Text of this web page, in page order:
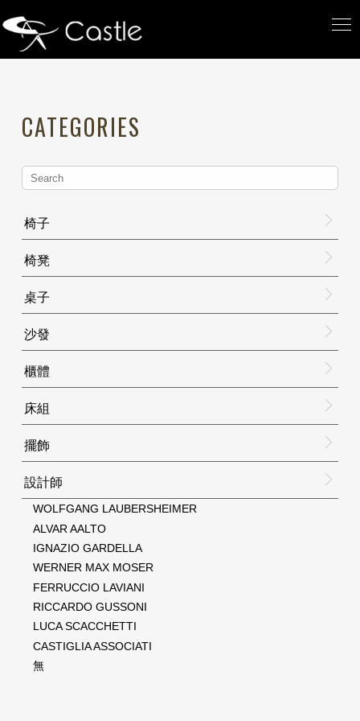
CATEGORIES
椅子
椅凳
桌子
沙發
櫃體
床組
擺飾
設計師
WOLFGANG LAUBERSHEIMER
ALVAR AALTO
IGNAZIO GARDELLA
WERNER MAX MOSER
FERRUCCIO LAVIANI
RICCARDO GUSSONI
LUCA SCACCHETTI
CASTIGLIA ASSOCIATI
無